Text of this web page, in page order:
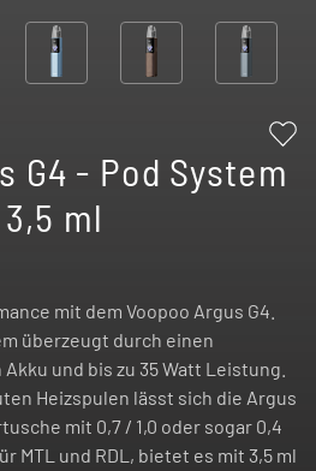
G4 - Pod System
ml
mit dem Voopoo Argus G4.
überzeugt durch einen
und bis zu 35 Watt Leistung.
Heizspulen lässt sich die Argus
mit 0,7 / 1,0 oder sogar 0,4
MTL und RDL, bietet es mit 3,5 ml